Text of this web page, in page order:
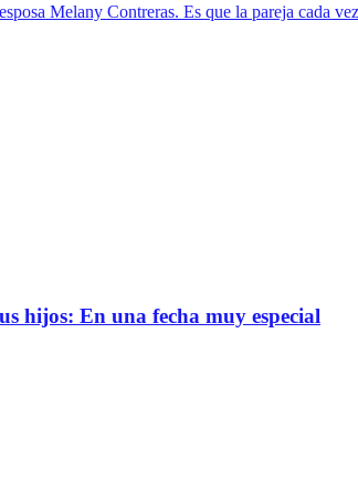
Melany Contreras. Es que la pareja cada
hijos: En una fecha muy especial